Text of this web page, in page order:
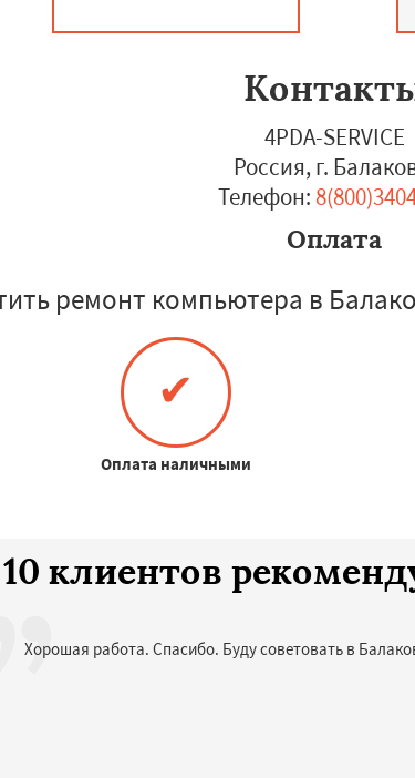
4PDA-SERVICE
Россия, г.
Телефон:
Оплата
ремонт компьютера в
✔
Оплата наличными
клиентов
Хорошая работа. Спасибо. Буду советовать в